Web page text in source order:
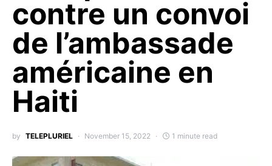
contre un convoi
de l’ambassade
américaine en
Haiti
by TELEPLURIEL November 15, 2022 1 minute read